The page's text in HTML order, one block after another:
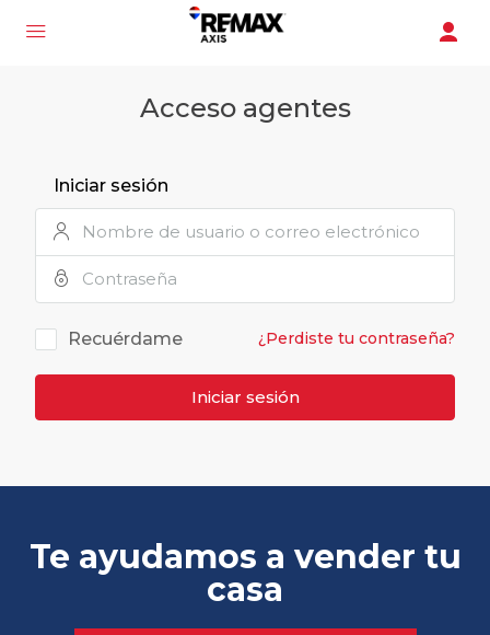
Acceso agentes
Iniciar sesión
Recuérdame ¿Perdiste tu contraseña?
Iniciar sesión
Te ayudamos a vender tu
casa